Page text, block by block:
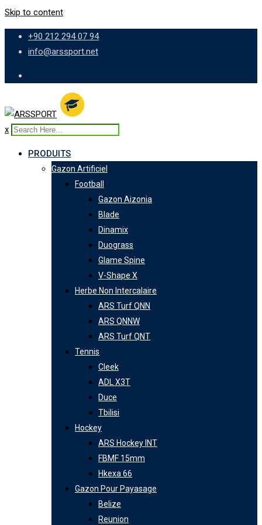
Skip to content
+90 212 294 07 94
info@arssport.net
x
PRODUITS
Gazon Artificiel
Football
Gazon Aizonia
Blade
Dinamix
Duograss
Glame Spine
V-Shape X
Herbe Non Intercalaire
ARS Turf QNN
ARS QNNW
ARS Turf QNT
Tennis
Cleek
ADL X3T
Duce
Tbilisi
Hockey
ARS Hockey INT
FBMF 15mm
Hkexa 66
Gazon Pour Payasage
Belize
Reunion